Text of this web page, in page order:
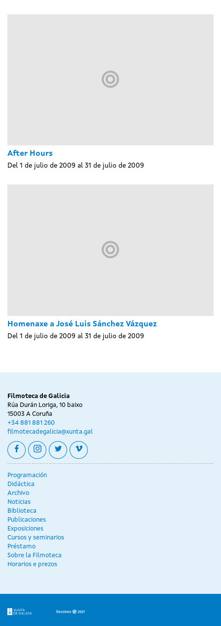
After Hours
Del 1 de julio de 2009 al 31 de julio de 2009
Homenaxe a José Luis Sánchez Vázquez
Del 1 de julio de 2009 al 31 de julio de 2009
Filmoteca de Galicia
Rúa Durán Loriga, 10 baixo
15003 A Coruña
+34 881 881 260
filmotecadegalicia@xunta.gal
facebookinstagram
twittervimeo
Programación
Didáctica
Archivo
Noticias
Biblioteca
Publicaciones
Exposiciones
Cursos y seminarios
Préstamo
Sobre la Filmoteca
Horarios e prezos